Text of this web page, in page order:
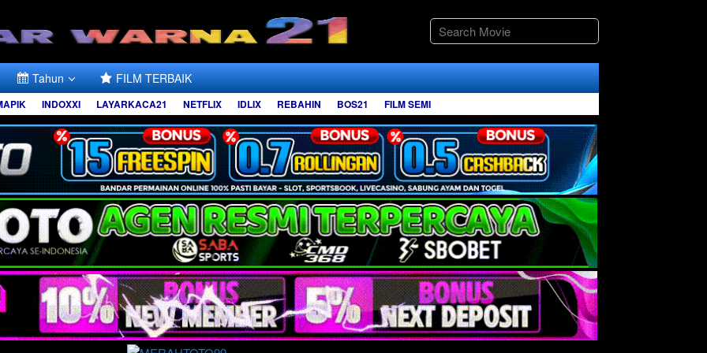
Tahun FILM TERBAIK
INDOXXI LAYARKACA21 NETFLIX IDLIX REBAHIN BOS21 FILM SEMI